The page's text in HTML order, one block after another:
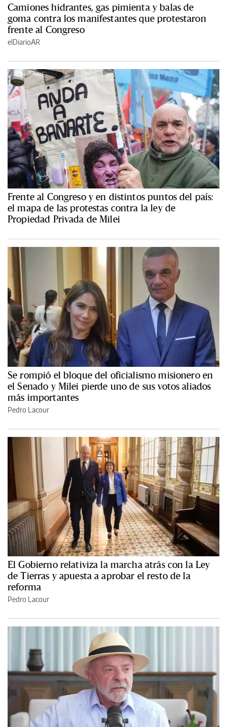
Camiones hidrantes, gas pimienta y balas de
goma contra los manifestantes que protestaron
frente al Congreso
elDiarioAR
Frente al Congreso y en distintos puntos del país:
el mapa de las protestas contra la ley de
Propiedad Privada de Milei
Se rompió el bloque del oficialismo misionero en
el Senado y Milei pierde uno de sus votos aliados
más importantes
Pedro Lacour
El Gobierno relativiza la marcha atrás con la Ley
de Tierras y apuesta a aprobar el resto de la
reforma
Pedro Lacour